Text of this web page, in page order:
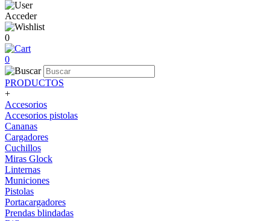
Acceder
0
0
PRODUCTOS
+
Accesorios
Accesorios pistolas
Cananas
Cargadores
Cuchillos
Miras Glock
Linternas
Municiones
Pistolas
Portacargadores
Prendas blindadas